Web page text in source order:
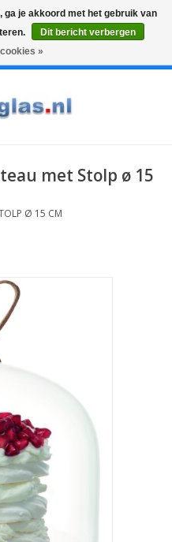
Graveren
met Stolp ø 15
Ø 15 CM
ga je akkoord met het gebruik van
Dit bericht verbergen
»